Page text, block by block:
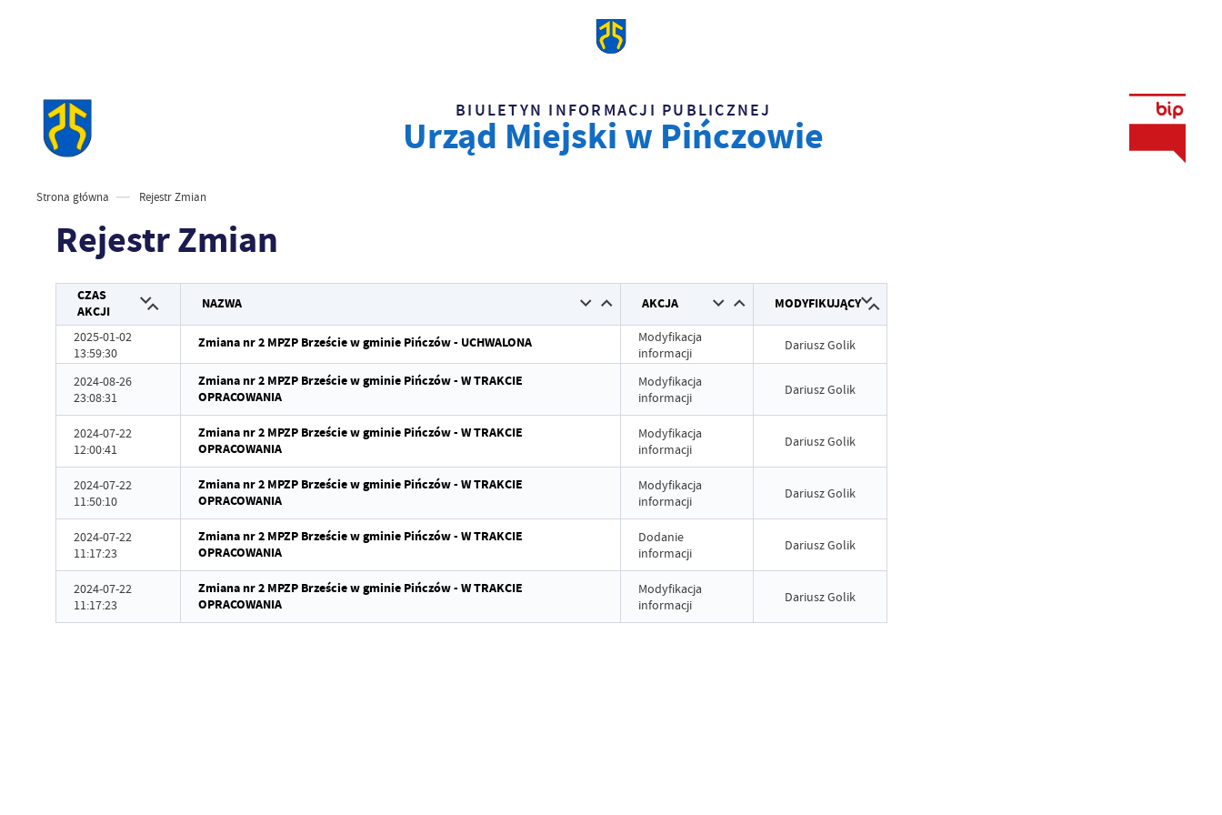
BIULETYN INFORMACJI PUBLICZNEJ
Urząd Miejski w Pińczowie
Strona główna Rejestr Zmian
Rejestr Zmian
CZAS
AKCJI
NAZWA AKCJA MODYFIKUJĄCY
2025-01-02
13:59:30
Zmiana nr 2 MPZP Brzeście w gminie Pińczów - UCHWALONA
Modyfikacja
informacji
Dariusz Golik
2024-08-26
23:08:31
Zmiana nr 2 MPZP Brzeście w gminie Pińczów - W TRAKCIE
OPRACOWANIA
Modyfikacja
informacji
Dariusz Golik
2024-07-22
12:00:41
Zmiana nr 2 MPZP Brzeście w gminie Pińczów - W TRAKCIE
OPRACOWANIA
Modyfikacja
informacji
Dariusz Golik
2024-07-22
11:50:10
Zmiana nr 2 MPZP Brzeście w gminie Pińczów - W TRAKCIE
OPRACOWANIA
Modyfikacja
informacji
Dariusz Golik
2024-07-22
11:17:23
Zmiana nr 2 MPZP Brzeście w gminie Pińczów - W TRAKCIE
OPRACOWANIA
Dodanie
informacji
Dariusz Golik
2024-07-22
11:17:23
Zmiana nr 2 MPZP Brzeście w gminie Pińczów - W TRAKCIE
OPRACOWANIA
Modyfikacja
informacji
Dariusz Golik